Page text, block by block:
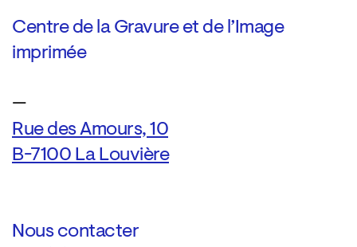
Centre de la Gravure et de l’Image
imprimée
—
Rue des Amours, 10
B-7100 La Louvière
Nous contacter